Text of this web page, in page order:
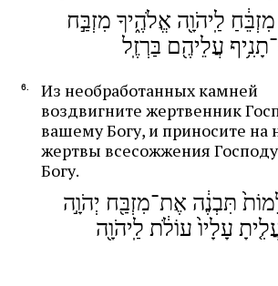
לַֽיהֹוָ֖ה אֱלֹהֶ֑יךָ מִזְבַּ֣ח
עֲלֵיהֶ֖ם בַּרְזֶֽל
Из необработанных камней
воздвигните жертвенник
вашему Богу, и приносите на
жертвы всесожжения
Богу.
תִּבְנֶ֔ה אֶת־מִזְבַּ֖ח יְהֹוָ֣ה
עָלָיו֙ עוֹלֹ֔ת לַֽיהֹוָ֖ה